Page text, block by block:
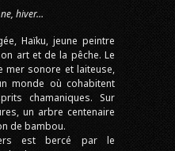
hiver…
Haïku, jeune peintre
art et de la pêche. Le
mer sonore et laiteuse,
monde où cohabitent
chamaniques. Sur
un arbre centenaire
de bambou.
est bercé par le